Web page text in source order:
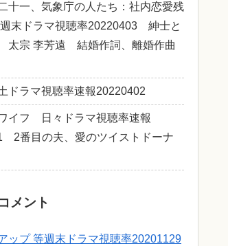
十一、気象庁の人たち：社内恋愛残
末ドラマ視聴率20220403 紳士と
太宗 李芳遠 結婚作詞、離婚作曲
ラマ視聴率速報20220402
イフ 日々ドラマ視聴率速報
2番目の夫、愛のツイストドーナ
メント
ップ 等週末ドラマ視聴率20201129